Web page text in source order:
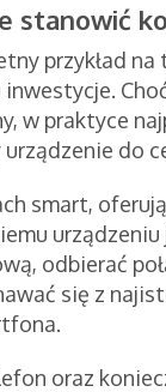
stanowić
przykład
w praktyce
do
smart,
odbierać
się z
oraz